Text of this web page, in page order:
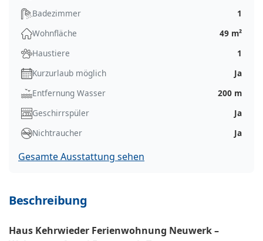
Badezimmer
1
Wohnfläche
49 m²
Haustiere
1
Kurzurlaub möglich
Ja
Entfernung Wasser
200 m
Geschirrspüler
Ja
Nichtraucher
Ja
Gesamte Ausstattung sehen
Beschreibung
Haus Kehrwieder Ferienwohnung Neuwerk –